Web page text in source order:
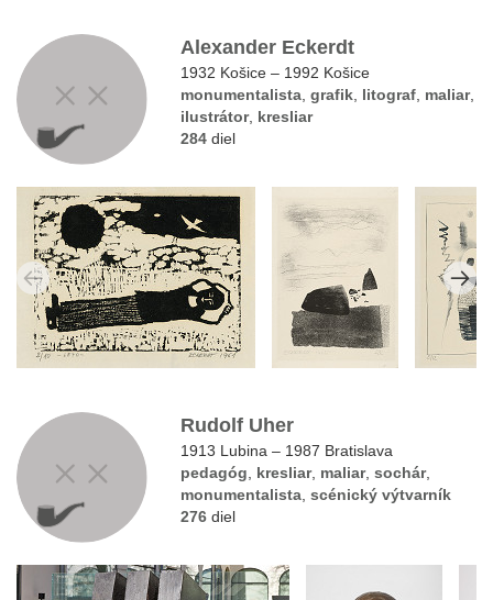
Alexander Eckerdt
1932 Košice – 1992 Košice
monumentalista ,grafik litograf maliar,
ilustrátor, kresliar
284 diel
Rudolf Uher
1913 Lubina – 1987 Bratislava
pedagóg
kresliar, maliar,sochár,
monumentalista ,scénický výtvarník
276 diel